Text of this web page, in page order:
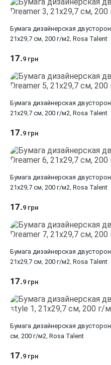
Бумага дизайнерская
21х29,7 см, 200 г/м2, Rosa Talent
17.9 грн
Бумага дизайнерская
21х29,7 см, 200 г/м2, Rosa Talent
17.9 грн
Бумага дизайнерская
21х29,7 см, 200 г/м2, Rosa Talent
17.9 грн
Бумага дизайнерская
21х29,7 см, 200 г/м2, Rosa Talent
17.9 грн
Бумага дизайнерская
см, 200 г/м2, Rosa Talent
17.9 грн